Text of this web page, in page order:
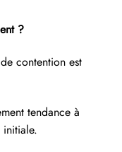
?
contention est
tendance à
initiale.